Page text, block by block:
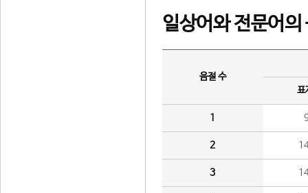
일상어와 전문어의
음절 수
표
1
2
3